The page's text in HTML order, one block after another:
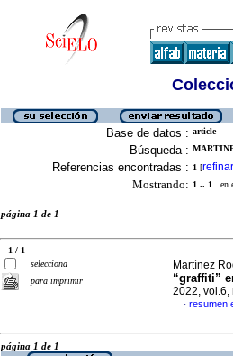
Base de datos : article
Búsqueda :
Referencias encontradas : 1 [refinar
Mostrando: 1 .. 1 en
página 1 de 1
1 / 1
selecciona
para imprimir
Martínez
“graffiti”
2022, vol.6,
· resumen
página 1 de 1